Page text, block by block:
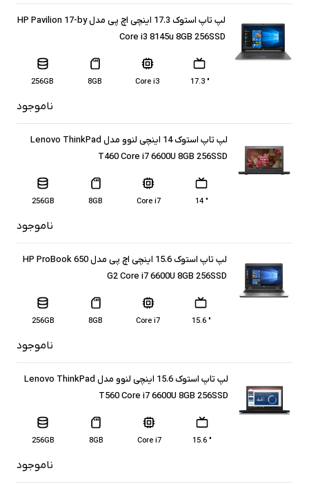
لپ تاپ استوک 17.3 اینچی اچ پی مدل HP Pavilion 17-by
Core i3 8145u 8GB 256SSD
" 17.3
Core i3
8GB
256GB
ناموجود
لپ تاپ استوک 14 اینچی لنوو مدل Lenovo ThinkPad
T460 Core i7 6600U 8GB 256SSD
" 14
Core i7
8GB
256GB
ناموجود
لپ تاپ استوک 15.6 اینچی اچ پی مدل HP ProBook 650
G2 Core i7 6600U 8GB 256SSD
" 15.6
Core i7
8GB
256GB
ناموجود
لپ تاپ استوک 15.6 اینچی لنوو مدل Lenovo ThinkPad
T560 Core i7 6600U 8GB 256SSD
" 15.6
Core i7
8GB
256GB
ناموجود